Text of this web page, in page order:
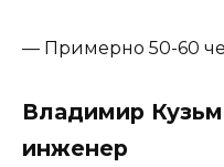
— Примерно 50-60
Владимир
инженер